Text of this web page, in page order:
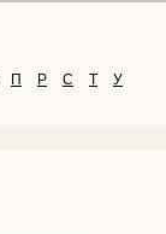
П Р С Т
У